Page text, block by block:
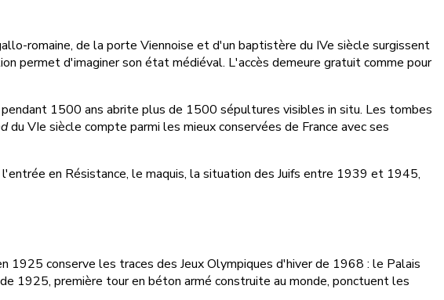
romaine, de la porte Viennoise et d'un baptistère du IVe siècle surgissent
permet d'imaginer son état médiéval. L'accès demeure gratuit comme pour
1500 ans abrite plus de 1500 sépultures visibles in situ. Les tombes
du VIe siècle compte parmi les mieux conservées de France avec ses
en Résistance, le maquis, la situation des Juifs entre 1939 et 1945,
1925 conserve les traces des Jeux Olympiques d'hiver de 1968 : le Palais
première tour en béton armé construite au monde, ponctuent les